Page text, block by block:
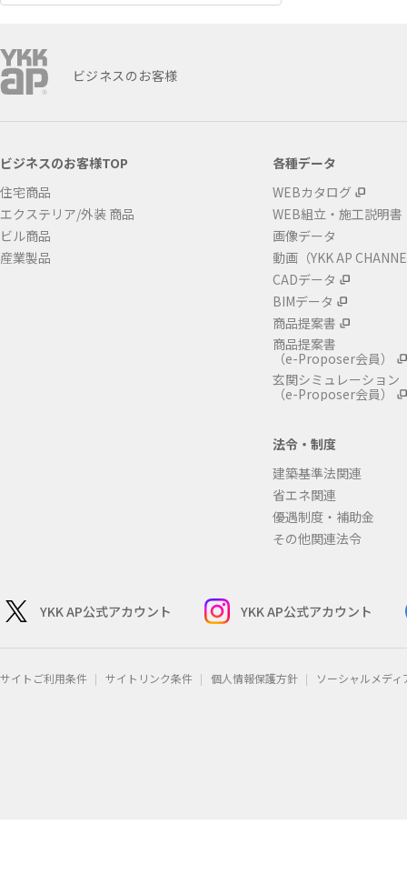
ビジネスのお客様
ビジネスのお客様TOP
住宅商品
エクステリア/外装 商品
ビル商品
産業製品
各種データ
WEBカタログ
WEB組立・施工説明書
画像データ
動画（YKK AP
CADデータ
BIMデータ
商品提案書
商品提案書
（e-Proposer会員）
玄関シミュレーション
（e-Proposer会員）
法令・制度
建築基準法関連
省エネ関連
優遇制度・補助金
その他関連法令
YKK AP公式アカウント YKK AP公式アカウント
サイトご利用条件 サイトリンク条件 個人情報保護方針 ソーシャルメデ